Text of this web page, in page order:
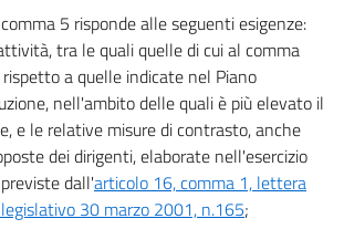
5 risponde alle seguenti esigenze:
tra le quali quelle di cui al comma
a quelle indicate nel Piano
nell'ambito delle quali è più elevato il
e le relative misure di contrasto, anche
dei dirigenti, elaborate nell'esercizio
dall'articolo 16, comma 1, lettera
30 marzo 2001, n.165;